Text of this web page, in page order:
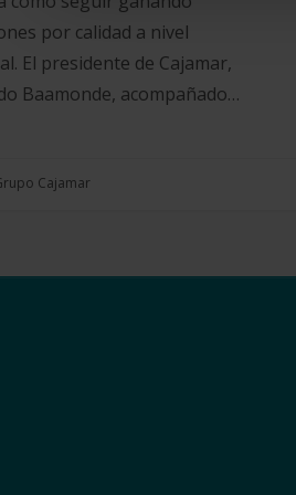
por calidad a nivel
El presidente de Cajamar,
Baamonde, acompañado…
Cajamar